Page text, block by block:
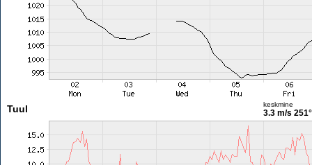
Tuul keskmine
3.3 m/s 251°